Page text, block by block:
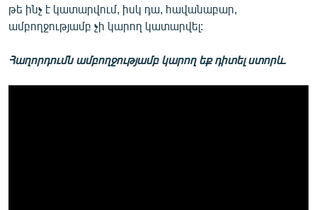
թե ինչ է կատարվում, իսկ դա, հավանաբար,
ամբողջությամբ չի կարող կատարվել:
Հաղորդումն ամբողջությամբ կարող եք դիտել ստորև.